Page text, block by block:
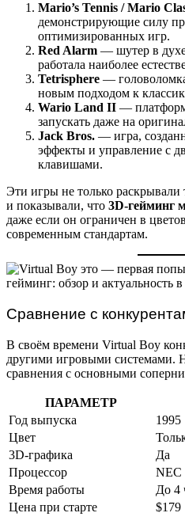
Mario’s Tennis / Mario
демонстрирующие силу
оптимизированных игр.
Red Alarm — шутер в духе
работала наиболее
Tetrisphere —
новым подходом к
Wario Land II —
запускать даже на
Jack Bros. — игра,
эффекты и управление с
клавишами.
Эти игры не только
и показывали, что 3D-гейминг
даже если он ограничен в
современным стандартам.
Сравнение с
В своём времени Virtual Boy
другими игровыми системами.
сравнения с основными
ПАРАМЕТР
Год выпуска
1995
Цвет
3D-графика
Да
Процессор
NEC
Время работы
До 4
Цена при старте
$179